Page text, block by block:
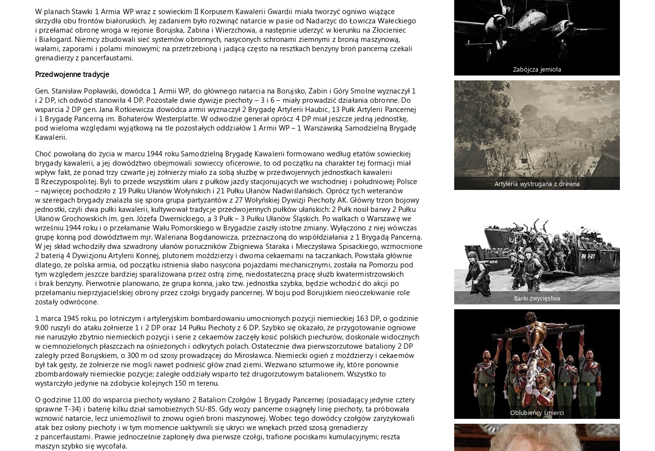
W planach Stawki 1 Armia WP wraz z sowieckim II Korpusem Kawalerii Gwardii miała tworzyć ogniwo wiążące
skrzydła obu frontów białoruskich. Jej zadaniem było rozwinąć natarcie w pasie od Nadarzyc do Łowicza Wałeckiego
i przełamać obronę wroga w rejonie Borujska, Żabina i Wierzchowa, a następnie uderzyć w kierunku na Złocieniec
i Białogard. Niemcy zbudowali sieć systemów obronnych, nasyconych schronami ziemnymi z bronią maszynową,
wałami, zaporami i polami minowymi; na przetrzebioną i jadącą często na resztkach benzyny broń pancerną czekali
grenadierzy z pancerfaustami.
Przedwojenne tradycje
Gen. Stanisław Popławski, dowódca 1 Armii WP, do głównego natarcia na Borujsko, Żabin i Góry Smolne wyznaczył 1
i 2 DP, ich odwód stanowiła 4 DP. Pozostałe dwie dywizje piechoty – 3 i 6 – miały prowadzić działania obronne. Do
wsparcia 2 DP gen. Jana Rotkiewicza dowódca armii wyznaczył 2 Brygadę Artylerii Haubic, 13 Pułk Artylerii Pancernej
i 1 Brygadę Pancerną im. Bohaterów Westerplatte. W odwodzie generał oprócz 4 DP miał jeszcze jedną jednostkę,
pod wieloma względami wyjątkową na tle pozostałych oddziałów 1 Armii WP – 1 Warszawską Samodzielną Brygadę
Kawalerii.
Choć powołaną do życia w marcu 1944 roku Samodzielną Brygadę Kawalerii formowano według etatów sowieckiej
brygady kawalerii, a jej dowództwo obejmowali sowieccy oficerowie, to od początku na charakter tej formacji miał
wpływ fakt, że ponad trzy czwarte jej żołnierzy miało za sobą służbę w przedwojennych jednostkach kawalerii
II Rzeczypospolitej. Byli to przede wszystkim ułani z pułków jazdy stacjonujących we wschodniej i południowej Polsce
– najwięcej pochodziło z 19 Pułku Ułanów Wołyńskich i 21 Pułku Ułanów Nadwiślańskich. Oprócz tych weteranów
w szeregach brygady znalazła się spora grupa partyzantów z 27 Wołyńskiej Dywizji Piechoty AK. Główny trzon bojowy
jednostki, czyli dwa pułki kawalerii, kultywował tradycje przedwojennych pułków ułańskich: 2 Pułk nosił barwy 2 Pułku
Ułanów Grochowskich im. gen. Józefa Dwernickiego, a 3 Pułk – 3 Pułku Ułanów Śląskich. Po walkach o Warszawę we
wrześniu 1944 roku i o przełamanie Wału Pomorskiego w Brygadzie zaszły istotne zmiany. Wyłączono z niej wówczas
grupę konną pod dowództwem mjr. Waleriana Bogdanowicza, przeznaczoną do współdziałania z 1 Brygadą Pancerną.
W jej skład wchodziły dwa szwadrony ułanów poruczników Zbigniewa Staraka i Mieczysława Spisackiego, wzmocnione
2 baterią 4 Dywizjonu Artylerii Konnej, plutonem moździerzy i dwoma cekaemami na taczankach. Powstała głównie
dlatego, że polska armia, od początku istnienia słabo nasycona pojazdami mechanicznymi, została na Pomorzu pod
tym względem jeszcze bardziej sparaliżowana przez ostrą zimę, niedostateczną pracę służb kwatermistrzowskich
i brak benzyny. Pierwotnie planowano, że grupa konna, jako tzw. jednostka szybka, będzie wchodzić do akcji po
przełamaniu nieprzyjacielskiej obrony przez czołgi brygady pancernej. W boju pod Borujskiem nieoczekiwanie role
zostały odwrócone.
1 marca 1945 roku, po lotniczym i artyleryjskim bombardowaniu umocnionych pozycji niemieckiej 163 DP, o godzinie
9.00 ruszyli do ataku żołnierze 1 i 2 DP oraz 14 Pułku Piechoty z 6 DP. Szybko się okazało, że przygotowanie ogniowe
nie naruszyło zbytnio niemieckich pozycji i serie z cekaemów zaczęły kosić polskich piechurów, doskonale widocznych
w ciemnozielonych płaszczach na ośnieżonych i odkrytych polach. Ostatecznie dwa pierwszorzutowe bataliony 2 DP
zaległy przed Borujskiem, o 300 m od szosy prowadzącej do Mirosławca. Niemiecki ogień z moździerzy i cekaemów
był tak gęsty, że żołnierze nie mogli nawet podnieść głów znad ziemi. Wezwano szturmowe iły, które ponownie
zbombardowały niemieckie pozycje; zaległe oddziały wsparto też drugorzutowym batalionem. Wszystko to
wystarczyło jedynie na zdobycie kolejnych 150 m terenu.
O godzinie 11.00 do wsparcia piechoty wysłano 2 Batalion Czołgów 1 Brygady Pancernej (posiadający jedynie cztery
sprawne T-34) i baterię kilku dział samobieżnych SU-85. Gdy wozy pancerne osiągnęły linię piechoty, ta próbowała
wznowić natarcie, lecz uniemożliwił to znowu ogień broni maszynowej. Wobec tego dowódcy czołgów zaryzykowali
atak bez osłony piechoty i w tym momencie uaktywnili się ukryci we wnękach przed szosą grenadierzy
z pancerfaustami. Prawie jednocześnie zapłonęły dwa pierwsze czołgi, trafione pociskami kumulacyjnymi; reszta
maszyn szybko się wycofała.
Zabójcza jemioła
Artyleria wystrugana z drewna
Barki zwycięstwa
Oblubieńcy śmierci